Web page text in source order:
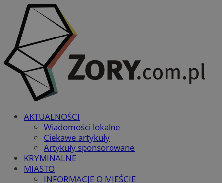
AKTUALNOŚCI
Wiadomości lokalne
Ciekawe artykuły
Artykuły sponsorowane
KRYMINALNE
MIASTO
INFORMACJE O MIEŚCIE